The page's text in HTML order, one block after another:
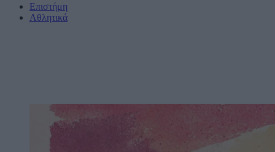
Επιστήμη
Αθλητικά